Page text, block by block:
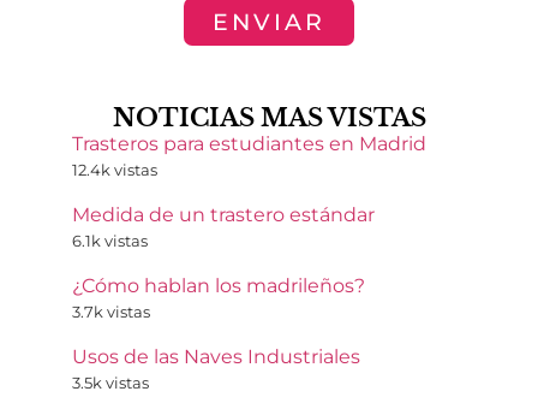
ENVIAR
NOTICIAS MAS VISTAS
Trasteros para estudiantes en Madrid
12.4k vistas
Medida de un trastero estándar
6.1k vistas
¿Cómo hablan los madrileños?
3.7k vistas
Usos de las Naves Industriales
3.5k vistas